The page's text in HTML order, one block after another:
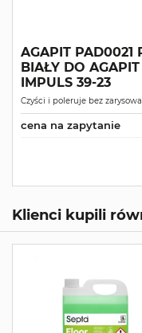
AGAPIT PAD0021
BIAŁY DO AGAPIT
IMPULS 39-23
Czyści i poleruje bez
cena na zapytanie
Klienci kupili